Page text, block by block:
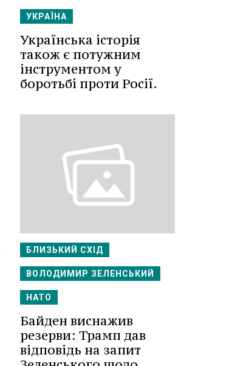
УКРАЇНА
Українська історія
також є потужним
інструментом у
боротьбі проти Росії.
БЛИЗЬКИЙ СХІД
ВОЛОДИМИР ЗЕЛЕНСЬКИЙ
НАТО
Байден виснажив
резерви: Трамп дав
відповідь на запит